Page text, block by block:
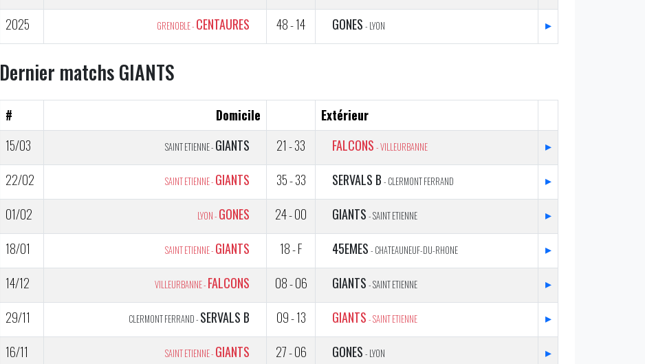
2025
GRENOBLE - CENTAURES 48 - 14 GONES - LYON ▸
Dernier matchs GIANTS
# Domicile
Extérieur
15/03
SAINT ETIENNE - GIANTS 21 - 33 FALCONS - VILLEURBANNE
▸
22/02
SAINT ETIENNE - GIANTS 35 - 33 SERVALS B - CLERMONT FERRAND
▸
01/02
LYON - GONES 24 - 00 GIANTS - SAINT ETIENNE
▸
18/01
SAINT ETIENNE - GIANTS 18 - F 45EMES - CHATEAUNEUF-DU-RHONE
▸
14/12
VILLEURBANNE - FALCONS 08 - 06 GIANTS - SAINT ETIENNE
▸
29/11
CLERMONT FERRAND - SERVALS B 09 - 13 GIANTS - SAINT ETIENNE
▸
16/11
SAINT ETIENNE - GIANTS 27 - 06 GONES - LYON
▸